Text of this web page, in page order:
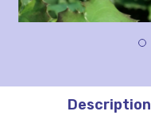
Description